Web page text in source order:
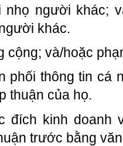
nhọ người khác;
khác.
cộng; và/hoặc
phối thông tin cá
thuận của họ.
đích kinh doanh
trước bằng